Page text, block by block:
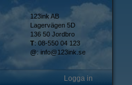
123ink AB
Lagervägen 5D
136 50 Jordbro
T: 08-550 04 123
@: info@123ink.se
Logga in